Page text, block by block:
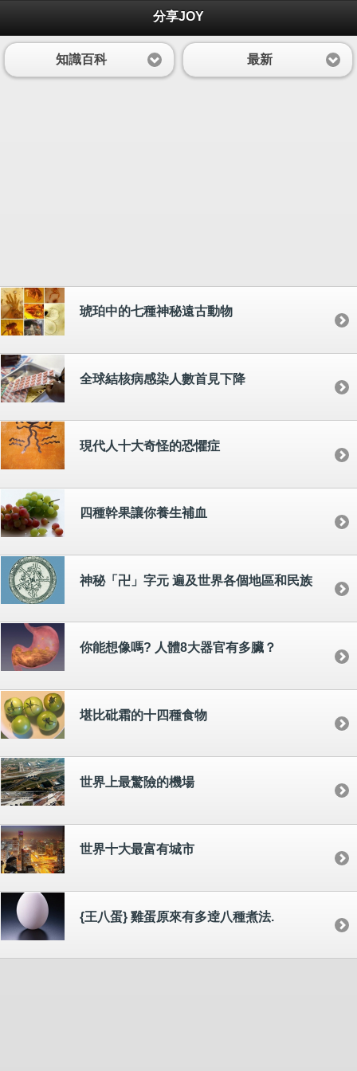
分享JOY
知識百科 最新
琥珀中的七種神秘遠古動物
全球結核病感染人數首見下降
現代人十大奇怪的恐懼症
四種幹果讓你養生補血
神秘「卍」字元 遍及世界各個地區和民族
你能想像嗎? 人體8大器官有多臟？
堪比砒霜的十四種食物
世界上最驚險的機場
世界十大最富有城市
{王八蛋} 雞蛋原來有多逹八種煮法.